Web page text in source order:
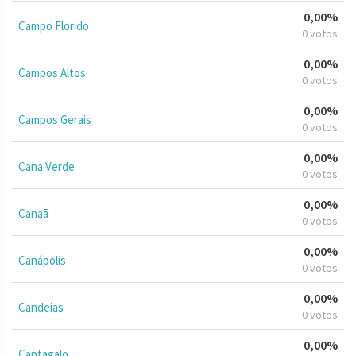
Campo Florido
0,00%
0 votos
Campos Altos
0,00%
0 votos
Campos Gerais
0,00%
0 votos
Cana Verde
0,00%
0 votos
Canaã
0,00%
0 votos
Canápolis
0,00%
0 votos
Candeias
0,00%
0 votos
0,00%